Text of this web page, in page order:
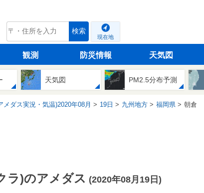
tenki.jp 検索
現在地
観測 防災情報 天気図
天気図 PM2.5分布予測
メダス実況・気温)2020年08月 19日 九州地方 福岡県 朝倉
ラ)のアメダス (2020年08月19日)